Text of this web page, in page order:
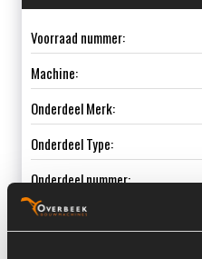
Voorraad nummer:
Machine:
Onderdeel Merk:
Onderdeel Type:
Onderdeel nummer: